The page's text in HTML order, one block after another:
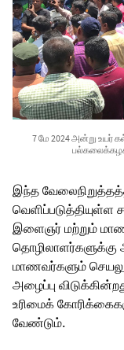
7 மே 2024 அன்று உயர்
பல்கலைக்கழக
இந்த
இளைஞர் மற்றும்
மாணவர்களும்
அழைப்பு
உரிமைக்
வேண்டும்.